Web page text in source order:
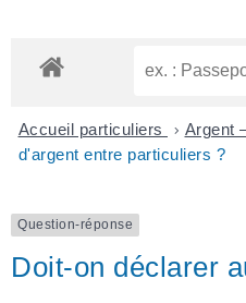
Accueil particuliers > Argent
d'argent entre particuliers ?
Question-réponse
Doit-on déclarer